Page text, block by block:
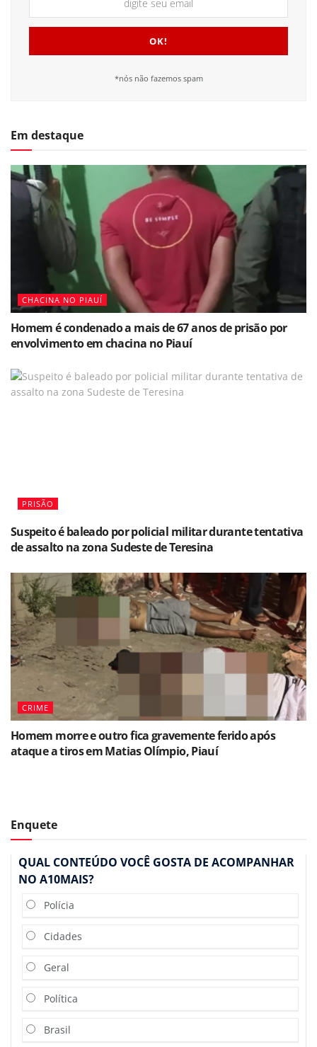
*nós não fazemos spam
Em destaque
CHACINA NO PIAUÍ
Homem é condenado a mais de 67 anos de prisão por
envolvimento em chacina no Piauí
PRISÃO
Suspeito é baleado por policial militar durante tentativa
de assalto na zona Sudeste de Teresina
CRIME
Homem morre e outro fica gravemente ferido após
ataque a tiros em Matias Olímpio, Piauí
Enquete
QUAL CONTEÚDO VOCÊ GOSTA DE ACOMPANHAR
NO A10MAIS?
Polícia
Cidades
Geral
Política
Brasil